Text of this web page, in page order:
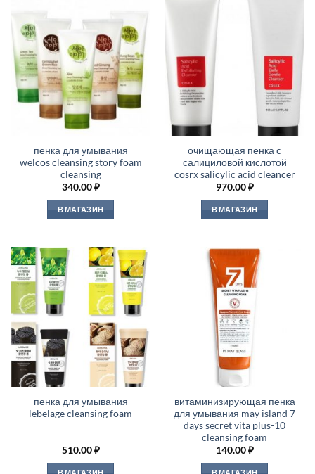
пенка для умывания
welcos cleansing story foam
cleansing
340.00₽
В МАГАЗИН
очищающая пенка с
салициловой кислотой
cosrx salicylic acid cleancer
970.00₽
В МАГАЗИН
пенка для умывания
lebelage cleansing foam
510.00₽
В МАГАЗИН
витаминизирующая пенка
для умывания may island 7
days secret vita plus-10
cleansing foam
140.00₽
В МАГАЗИН